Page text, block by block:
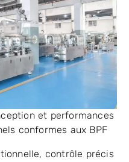
et performances
conformes aux BPF
contrôle précis